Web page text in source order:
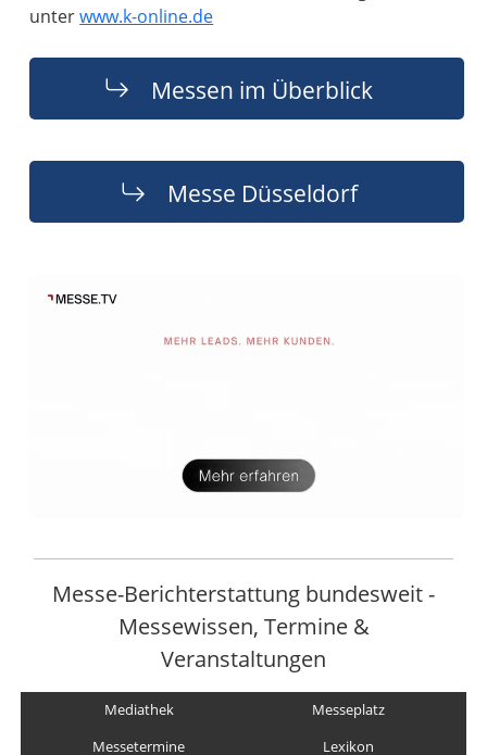
unterwww.k-online.de
Messen im Überblick
Messe Düsseldorf
Messe-Berichterstattung bundesweit -
Messewissen, Termine &
Veranstaltungen
Mediathek
Messeplatz
Messetermine
Lexikon